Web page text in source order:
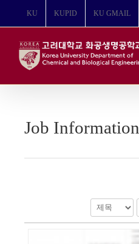
뛰
KU KUPID KU GMAIL
Job Information